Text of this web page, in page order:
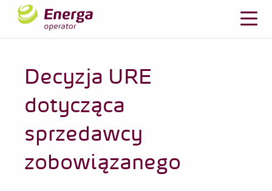
Decyzja URE
dotycząca
sprzedawcy
zobowiązanego